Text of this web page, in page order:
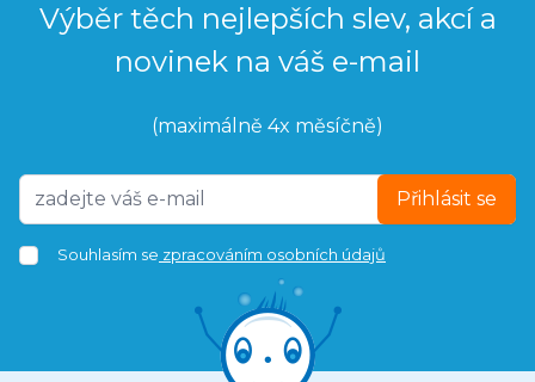
Výběr těch nejlepších slev, akcí a
novinek na váš e-mail
(maximálně 4x měsíčně)
Přihlásit se
Souhlasím se zpracováním osobních údajů